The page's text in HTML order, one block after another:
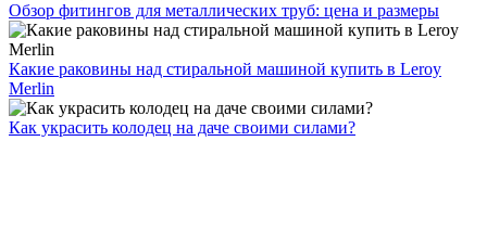
Обзор фитингов для металлических труб: цена и размеры
Какие раковины над стиральной машиной купить в Leroy
Merlin
Как украсить колодец на даче своими силами?